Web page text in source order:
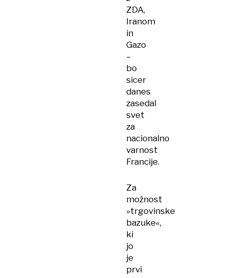
ZDA,
Iranom
in
Gazo
–
bo
sicer
danes
zasedal
svet
za
nacionalno
varnost
Francije.
Za
možnost
»trgovinske
bazuke«,
ki
jo
je
prvi